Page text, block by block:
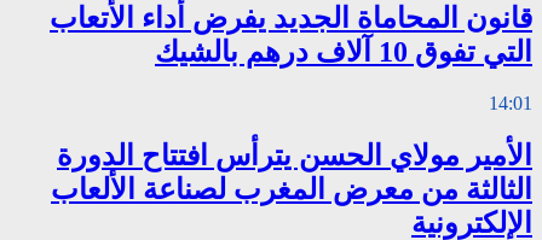
قانون المحاماة الجديد يفرض أداء الأتعاب
التي تفوق 10 آلاف درهم بالشيك
14:01
الأمير مولاي الحسن يترأس افتتاح الدورة
الثالثة من معرض المغرب لصناعة الألعاب
الإلكترونية